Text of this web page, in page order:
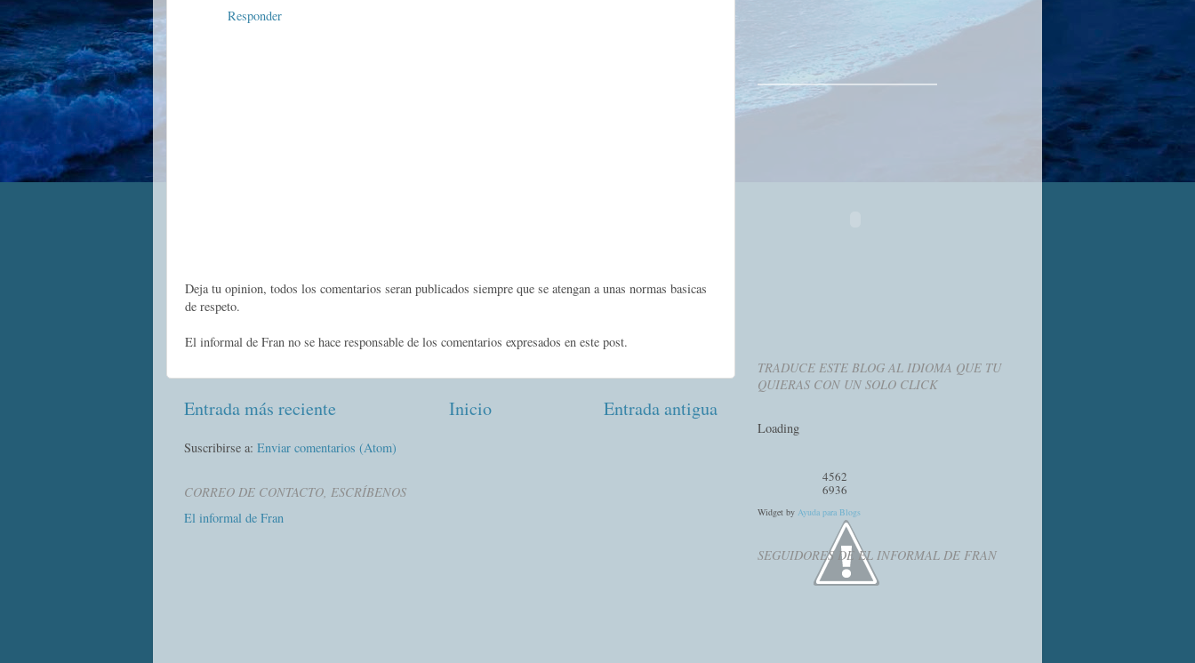
Responder
Deja tu opinion, todos los comentarios seran publicados siempre que se atengan a unas normas basicas
de respeto.
El informal de Fran no se hace responsable de los comentarios expresados en este post.
Entrada más reciente Entrada antigua
Inicio
Suscribirse a: Enviar comentarios (Atom)
CORREO DE CONTACTO, ESCRÍBENOS
El informal de Fran
TRADUCE ESTE BLOG AL IDIOMA QUE TU
QUIERAS CON UN SOLO CLICK
Loading
4562
6936
Widget by Ayuda para Blogs
SEGUIDORES DE EL INFORMAL DE FRAN